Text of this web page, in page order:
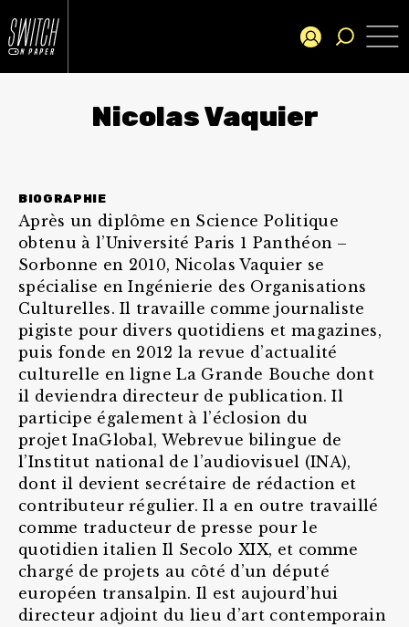
Nicolas Vaquier
BIOGRAPHIE
Après un diplôme en Science Politique
obtenu à l’Université Paris 1 Panthéon –
Sorbonne en 2010, Nicolas Vaquier se
spécialise en Ingénierie des Organisations
Culturelles. Il travaille comme journaliste
pigiste pour divers quotidiens et magazines,
puis fonde en 2012 la revue d’actualité
culturelle en ligne La Grande Bouche dont
il deviendra directeur de publication. Il
participe également à l’éclosion du
projet InaGlobal, Webrevue bilingue de
l’Institut national de l’audiovisuel (INA),
dont il devient secrétaire de rédaction et
contributeur régulier. Il a en outre travaillé
comme traducteur de presse pour le
quotidien italien Il Secolo XIX, et comme
chargé de projets au côté d’un député
européen transalpin. Il est aujourd’hui
directeur adjoint du lieu d’art contemporain